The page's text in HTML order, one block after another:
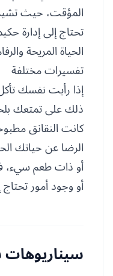
المؤقت، حيث
تحتاج إلى إدارة
الحياة المريحة
تفسيرات مختلفة
إذا رأيت نفسك
ذلك على تمتعك
كانت النقانق
الرضا عن حياتك
أو ذات طعم سيء،
أو وجود أمور
سيناريوهات